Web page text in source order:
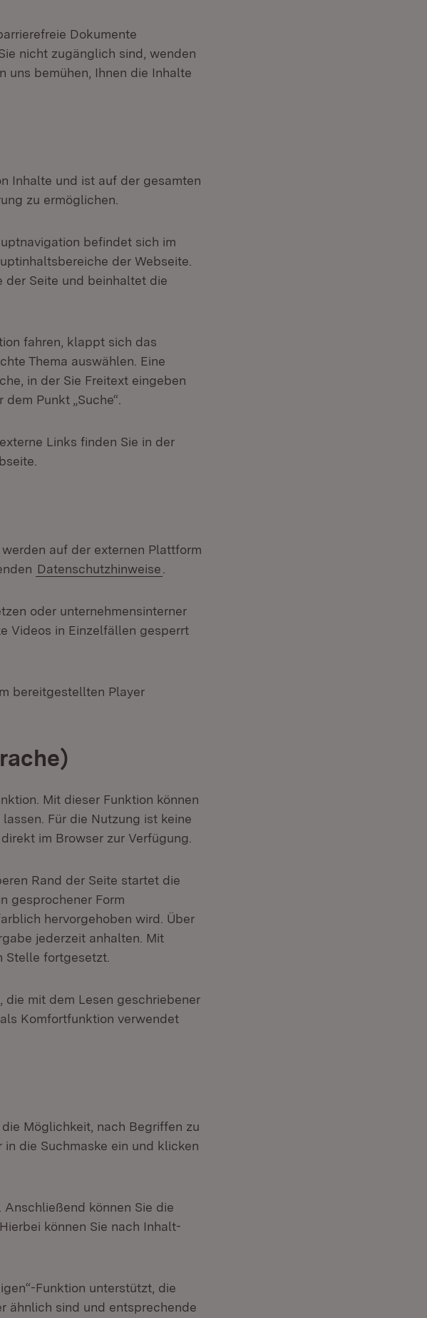
Dokumente
nicht zugänglich sind, wenden
uns bemühen, Ihnen die Inhalte
Inhalte und ist auf der gesamten
zu ermöglichen.
befindet sich im
der Webseite.
der Seite und beinhaltet die
fahren, klappt sich das
Thema auswählen. Eine
in der Sie Freitext eingeben
Punkt „Suche“.
Links finden Sie in der
auf der externen Plattform
Datenschutzhinweise
oder unternehmensinterner
Videos in Einzelfällen gesperrt
bereitgestellten Player
Mit dieser Funktion können
Für die Nutzung ist keine
im Browser zur Verfügung.
Rand der Seite startet die
gesprochener Form
hervorgehoben wird. Über
jederzeit anhalten. Mit
Stelle fortgesetzt.
die mit dem Lesen geschriebener
Komfortfunktion verwendet
Möglichkeit, nach Begriffen zu
die Suchmaske ein und klicken
können Sie die
können Sie nach Inhalt-
Funktion unterstützt, die
ähnlich sind und entsprechende